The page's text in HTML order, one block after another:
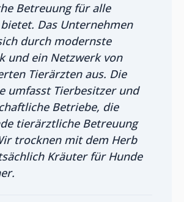
Betreuung für alle
Das Unternehmen
durch modernste
und ein Netzwerk von
Tierärzten aus. Die
umfasst Tierbesitzer und
Betriebe, die
tierärztliche Betreuung
trocknen mit dem Herb
Kräuter für Hunde